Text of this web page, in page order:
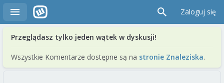
Zaloguj się
Przeglądasz tylko jeden wątek w dyskusji!
Wszystkie Komentarze dostępne są na stronie Znaleziska.